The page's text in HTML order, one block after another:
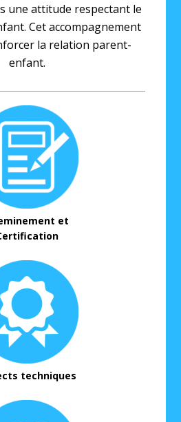
une attitude respectant le
Cet accompagnement
la relation parent-
enfant.
et
techniques